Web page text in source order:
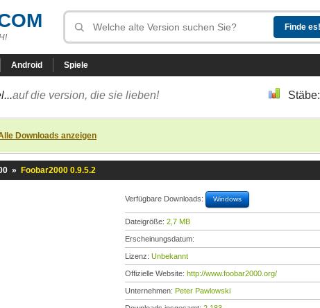
Android Spiele
auf die version, die sie lieben! Stäbe:
Downloads anzeigen
» Foobar2000 0.9.5.2
Verfügbare Downloads: Windows
Dateigröße: 2,7 MB
Erscheinungsdatum:
Lizenz: Unbekannt
Offizielle Website: http://www.foobar2000.org/
Unternehmen: Peter Pawlowski